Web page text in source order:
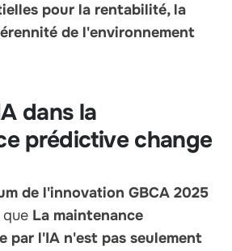
pour la rentabilité, la
de l'environnement
dans la
prédictive change
de l'innovation GBCA 2025
La maintenance
par l'IA n'est pas seulement